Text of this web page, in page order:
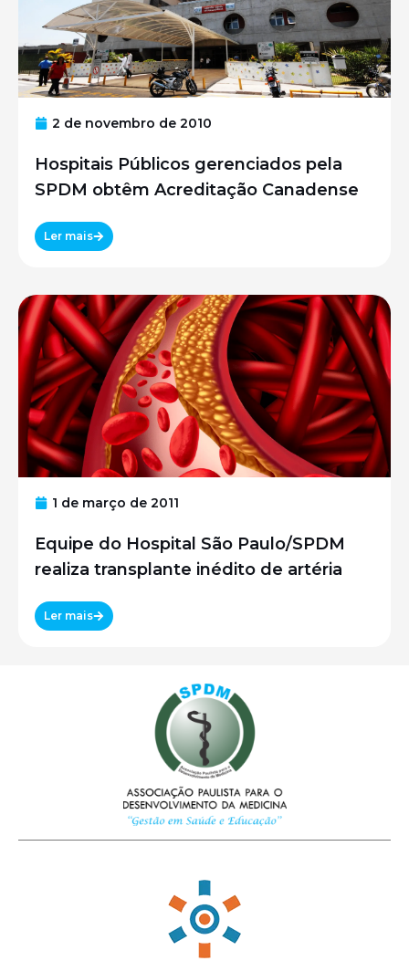
2 de novembro de 2010
Hospitais Públicos gerenciados pela
SPDM obtêm Acreditação Canadense
Ler mais
1 de março de 2011
Equipe do Hospital São Paulo/SPDM
realiza transplante inédito de artéria
Ler mais